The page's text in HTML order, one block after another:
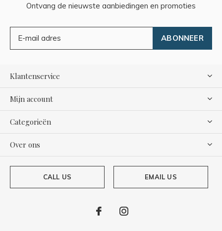
Ontvang de nieuwste aanbiedingen en promoties
ABONNEER
Klantenservice
Mijn account
Categorieën
Over ons
CALL US EMAIL US